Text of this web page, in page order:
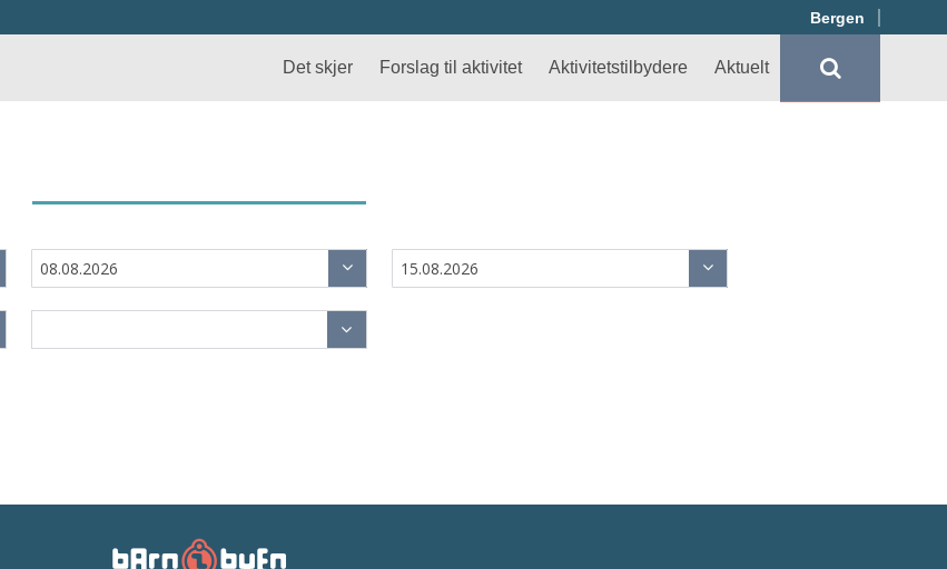
Bergen
Det skjer Forslag til aktivitet Aktivitetstilbydere Aktuelt